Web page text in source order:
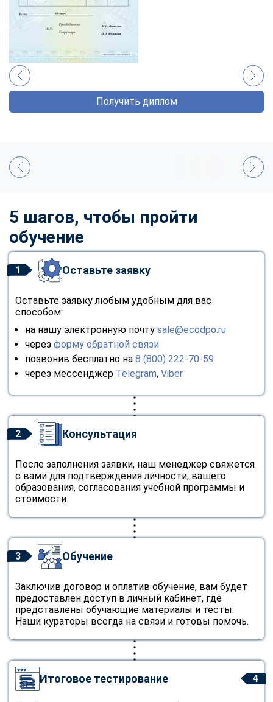
Получить диплом
5 шагов, чтобы пройти
обучение
1 Оставьте заявку
Оставьте заявку любым удобным для вас
способом:
на нашу электронную почту sale@ecodpo.ru
через форму обратной связи
позвонив бесплатно на 8 (800) 222-70-59
через мессенджер Telegram, Viber
2 Консультация
После заполнения заявки, наш менеджер свяжется
с вами для подтверждения личности, вашего
образования, согласования учебной программы и
стоимости.
3 Обучение
Заключив договор и оплатив обучение, вам будет
предоставлен доступ в личный кабинет, где
представлены обучающие материалы и тесты.
Наши кураторы всегда на связи и готовы помочь.
4
Итоговое тестирование